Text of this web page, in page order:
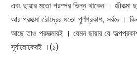
এবং ছায়ার মতো পরস্পর ভিন্ন থাকেন । জীবাত্মা
আর পরমাত্মা রৌদ্রের মতো পূর্ণপ্রকাশ, সর্বজ্ঞ ।
আছে তাও পরমাত্মারই । যেমন ছায়ার যে
সূর্যালোকেরই ।(১)